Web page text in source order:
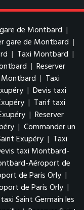
de Montbard |
gare de Montbard |
| Taxi Montbard |
| Reserver
| Taxi
| Devis taxi
| Tarif taxi
| Reserver
| Commander un
Exupéry | Taxi
taxi Montbard-
Aéroport de
de Paris Orly |
de Paris Orly |
Saint Germain les